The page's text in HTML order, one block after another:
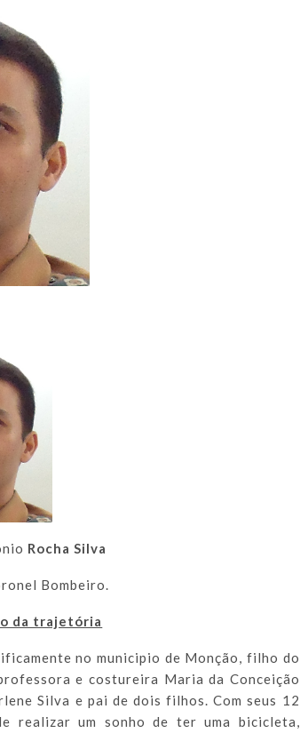
Rocha Silva
Bombeiro.
da trajetória
no municipio de Monção, filho do
e costureira Maria da Conceição
Silva e pai de dois filhos. Com seus 12
realizar um sonho de ter uma bicicleta,